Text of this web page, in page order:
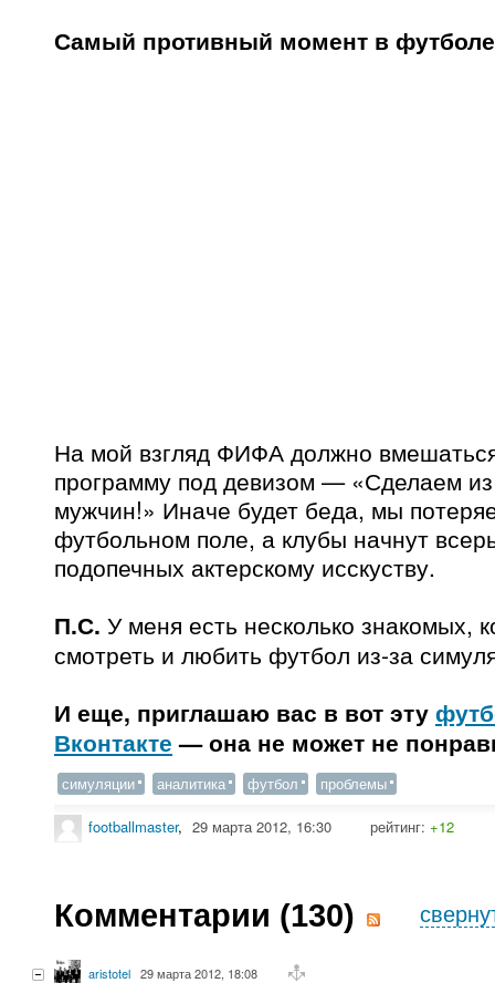
Самый противный момент в
На мой взгляд ФИФА должно
программу под девизом — «Сделаем
мужчин!» Иначе будет беда, мы
футбольном поле, а клубы начнут
подопечных актерскому исскуству.
П.С. У меня есть несколько знакомых,
смотреть и любить футбол из-за
И еще, приглашаю вас в вот эту
Вконтакте— она не может не
симуляции аналитика футбол проблемы
footballmaster, 29 марта 2012, 16:30 рейтинг: +12
Комментарии (130)
aristotel 29 марта 2012, 18:08